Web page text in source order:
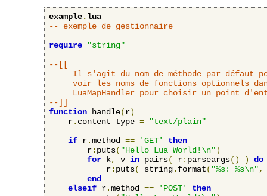
example.lua
-- exemple de gestionnaire
require
"string"
--[[
Il s'agit du nom de méthode par défaut
voir les noms de fonctions optionnels
LuaMapHandler pour choisir un point
--]]
function handle(r)
    r
. content_type =
"text/plain"
if r.method == 'GET'
then
    	r
: puts( "Hello Lua World!\n")
for k, v in pairs( r: parseargs() )
do
            r
: puts( string. format( "%s: %s\n",
end
elseif r.method == 'POST'
then